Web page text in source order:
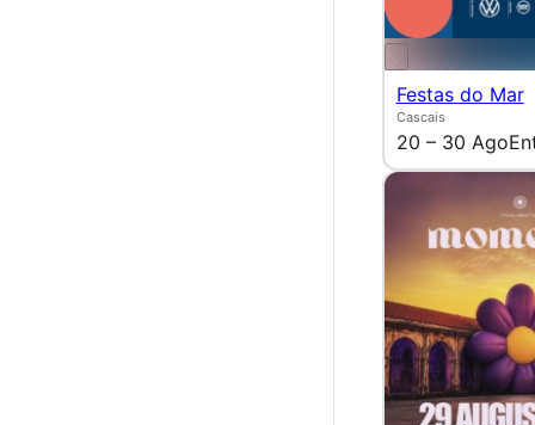
Festas do Mar
Cascais
20 – 30 Ago